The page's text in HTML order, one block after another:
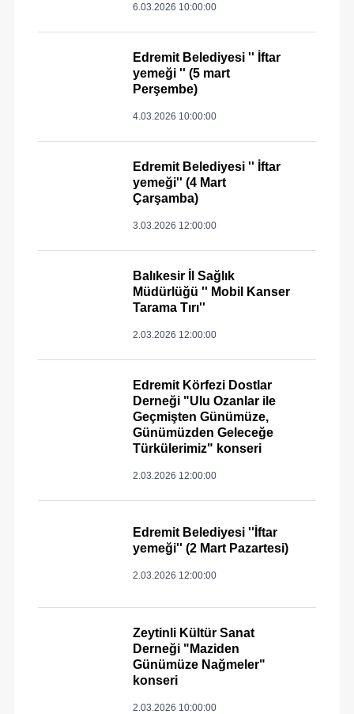
6.03.2026 10:00:00
Edremit Belediyesi '' İftar
yemeği '' (5 mart
Perşembe)
4.03.2026 10:00:00
Edremit Belediyesi '' İftar
yemeği'' (4 Mart
Çarşamba)
3.03.2026 12:00:00
Balıkesir İl Sağlık
Müdürlüğü '' Mobil Kanser
Tarama Tırı''
2.03.2026 12:00:00
Edremit Körfezi Dostlar
Derneği "Ulu Ozanlar ile
Geçmişten Günümüze,
Günümüzden Geleceğe
Türkülerimiz" konseri
2.03.2026 12:00:00
Edremit Belediyesi ''İftar
yemeği'' (2 Mart Pazartesi)
2.03.2026 12:00:00
Zeytinli Kültür Sanat
Derneği "Maziden
Günümüze Nağmeler"
konseri
2.03.2026 10:00:00